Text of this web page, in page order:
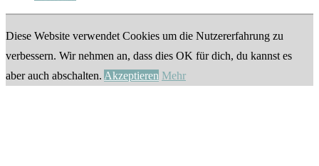
Diese Website verwendet Cookies um die Nutzererfahrung zu
verbessern. Wir nehmen an, dass dies OK für dich, du kannst es
aber auch abschalten. Akzeptieren Mehr